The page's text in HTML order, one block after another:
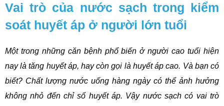
Vai trò của nước sạch trong kiểm
soát huyết áp ở người lớn tuổi
Một trong những căn bệnh phổ biến ở người cao tuổi hiện
nay là tăng huyết áp, hay còn gọi là huyết áp cao. Và bạn có
biết? Chất lượng nước uống hàng ngày có thể ảnh hưởng
không nhỏ đến chỉ số huyết áp. Vậy nước sạch có vai trò